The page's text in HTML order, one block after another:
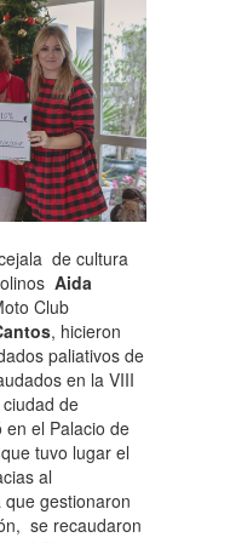
de cultura
Aida
Club
, hicieron
paliativos de
en la VIII
de
en el Palacio de
tuvo lugar el
al
gestionaron
se recaudaron